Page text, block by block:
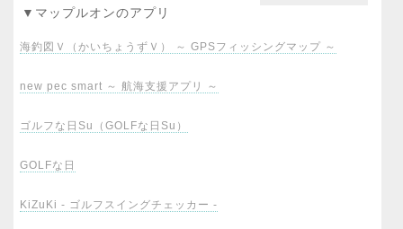
▼マップルオンのアプリ
海釣図Ｖ（かいちょうずＶ） ～ GPSフィッシングマップ ～
new pec smart ～ 航海支援アプリ ～
ゴルフな日Su（GOLFな日Su）
GOLFな日
KiZuKi - ゴルフスイングチェッカー -